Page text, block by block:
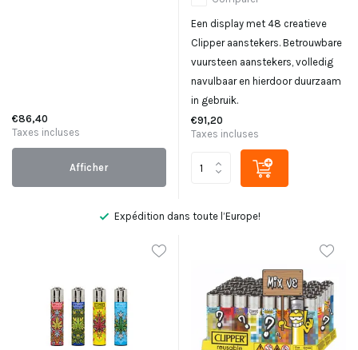
€86,40
Taxes incluses
Afficher
Een display met 48 creatieve
Clipper aanstekers. Betrouwbare
vuursteen aanstekers, volledig
navulbaar en hierdoor duurzaam
in gebruik.
€91,20
Taxes incluses
Pas satisfait, remboursement